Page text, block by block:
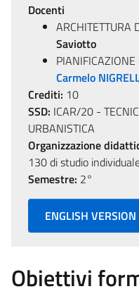
Docenti
ARCHITETTURA
Saviotto
Carmelo
Crediti: 10
SSD: ICAR/20 -
URBANISTICA
Organizzazione
130 di studio
Semestre: 2°
ENGLISH VERSION
Obiettivi